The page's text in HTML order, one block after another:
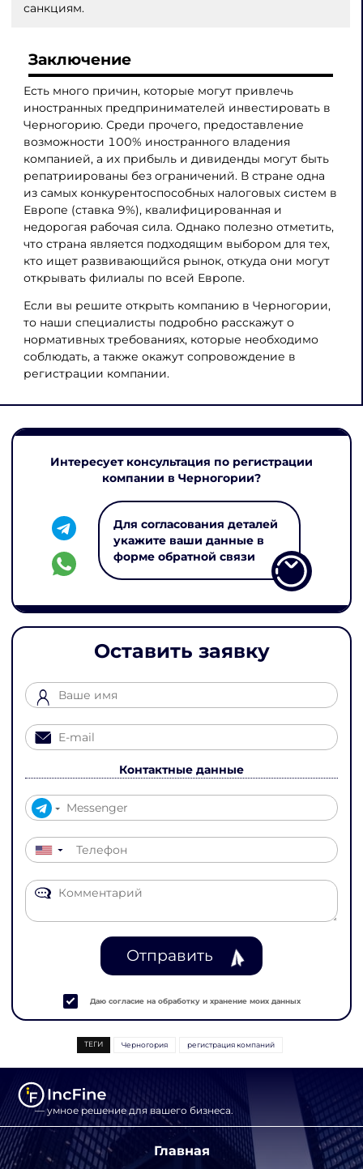
санкциям.
Заключение
Есть много причин, которые могут привлечь
иностранных предпринимателей инвестировать в
Черногорию. Среди прочего, предоставление
возможности 100% иностранного владения
компанией, а их прибыль и дивиденды могут быть
репатриированы без ограничений. В стране одна
из самых конкурентоспособных налоговых систем в
Европе (ставка 9%), квалифицированная и
недорогая рабочая сила. Однако полезно отметить,
что страна является подходящим выбором для тех,
кто ищет развивающийся рынок, откуда они могут
открывать филиалы по всей Европе.
Если вы решите открыть компанию в Черногории,
то наши специалисты подробно расскажут о
нормативных требованиях, которые необходимо
соблюдать, а также окажут сопровождение в
регистрации компании.
Интересует консультация по регистрации
компании в Черногории?
Для согласования деталей
укажите ваши данные в
форме обратной связи
Оставить заявку
Контактные данные
▼
Отправить
Даю согласие на обработку и хранение моих данных
ТЕГИ Черногория регистрация компаний
— умное решение для вашего бизнеса.
Главная